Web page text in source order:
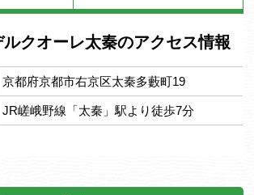
ルクオーレ太秦のアクセス情報
京都府京都市右京区太秦多藪町19
JR嵯峨野線「太秦」駅より徒歩7分